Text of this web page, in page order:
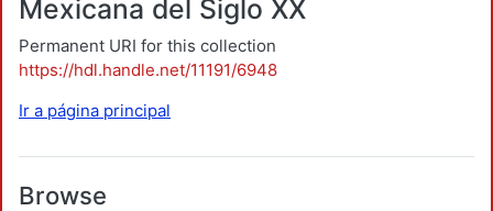
Mexicana del Siglo XX
Permanent URI for this collection
https://hdl.handle.net/11191/6948
Ir a página principal
Browse